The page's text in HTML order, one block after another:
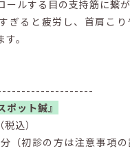
ールする目の支持筋に繋
ぎると疲労し、首肩こ
。
ポット鍼』
込）
（初診の方は注意事項